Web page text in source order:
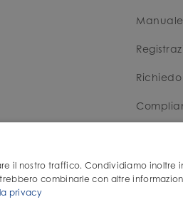
il nostro traffico. Condividiamo inoltre
combinarle con altre
privacy